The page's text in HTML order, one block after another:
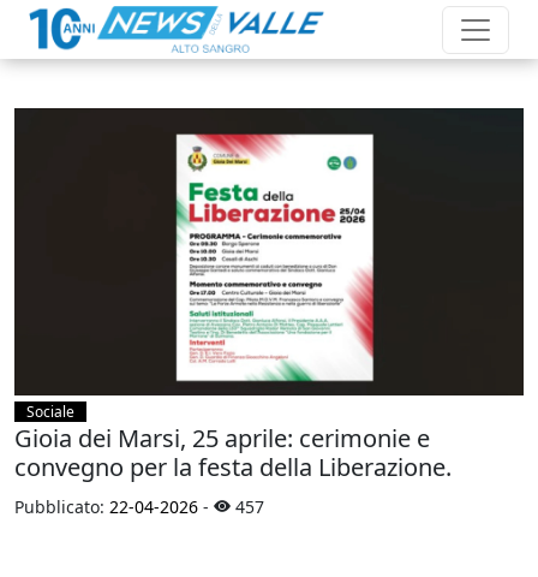
Sociale
Gioia dei Marsi, 25 aprile: cerimonie e
convegno per la festa della Liberazione.
Pubblicato: 22-04-2026 - 457